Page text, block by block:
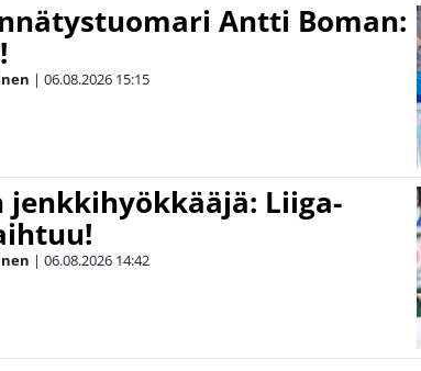
Antti Boman:
| 06.08.2026 15:15
jenkkihyökkääjä: Liiga-
| 06.08.2026 14:42